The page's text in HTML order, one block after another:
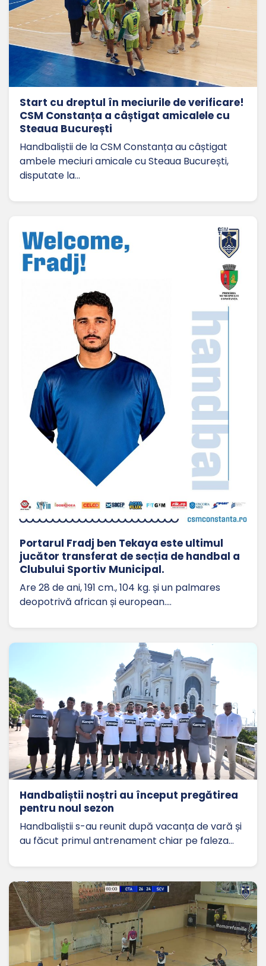
Start cu dreptul în meciurile de verificare!
CSM Constanța a câștigat amicalele cu
Steaua București
Handbaliștii de la CSM Constanța au câștigat
ambele meciuri amicale cu Steaua București,
disputate la…
Portarul Fradj ben Tekaya este ultimul
jucător transferat de secția de handbal a
Clubului Sportiv Municipal.
Are 28 de ani, 191 cm., 104 kg. și un palmares
deopotrivă african și european.…
Handbaliștii noștri au început pregătirea
pentru noul sezon
Handbaliștii s-au reunit după vacanța de vară și
au făcut primul antrenament chiar pe faleza…